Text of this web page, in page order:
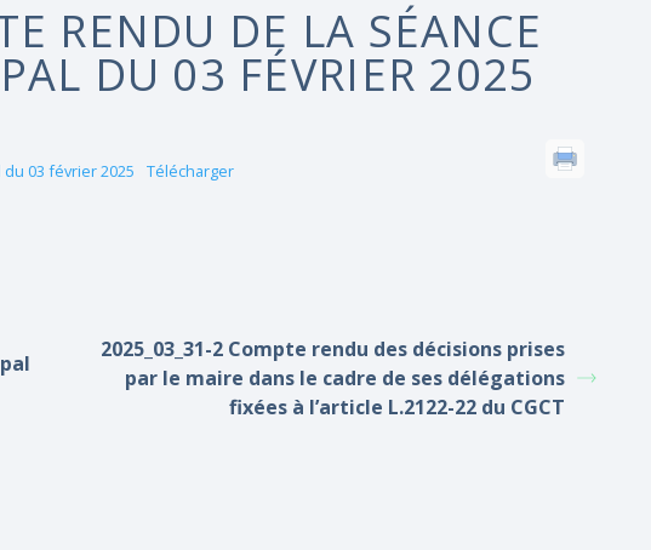
RENDU DE LA SÉANCE
DU 03 FÉVRIER 2025
03 février 2025 Télécharger
2025_03_31-2 Compte rendu des décisions prises
par le maire dans le cadre de ses délégations
fixées à l’article L.2122-22 du CGCT